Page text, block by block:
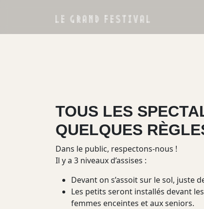
LE GRAND FESTIVAL
TOUS LES
QUELQUES
Dans le public, respectons-nous !
Il y a 3 niveaux d’assises :
Devant on s’assoit sur le sol, juste
Les petits seront installés devant
femmes enceintes et aux seniors.